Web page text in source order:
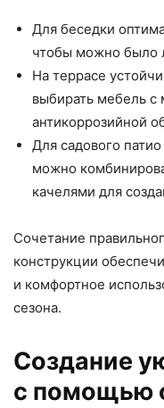
Для беседки
чтобы можно было
На террасе
выбирать мебель с
антикоррозийной
Для садового
можно
качелями для
Сочетание
конструкции
и комфортное
сезона.
Создание
с помощью